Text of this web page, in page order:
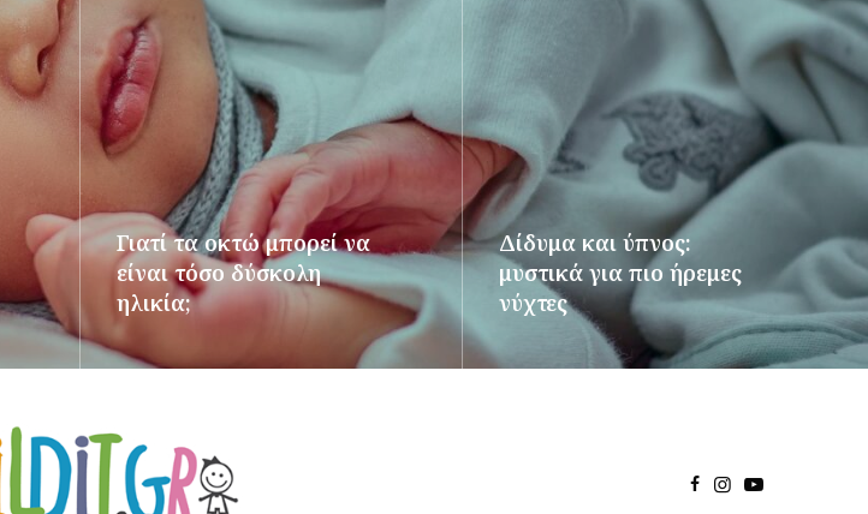
Γιατί τα οκτώ μπορεί να
είναι τόσο δύσκολη
ηλικία;
ΠΕΡΙΣΣΌΤΕΡΑ
Δίδυμα και ύπνος:
μυστικά για πιο ήρεμες
νύχτες
ΠΕΡΙΣΣΌΤΕΡΑ